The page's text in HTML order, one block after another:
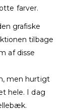
farver.
grafiske
tilbage
af disse
men hurtigt
hele. I dag